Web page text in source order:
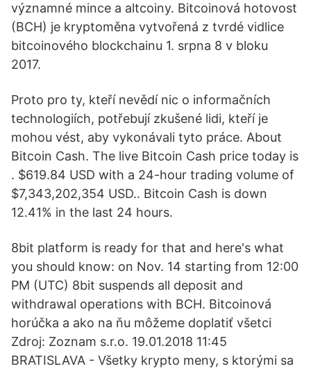
významné mince a altcoiny. Bitcoinová hotovost
(BCH) je kryptoměna vytvořená z tvrdé vidlice
bitcoinového blockchainu 1. srpna 8 v bloku
2017.
Proto pro ty, kteří nevědí nic o informačních
technologiích, potřebují zkušené lidi, kteří je
mohou vést, aby vykonávali tyto práce. About
Bitcoin Cash. The live Bitcoin Cash price today is
. $619.84 USD with a 24-hour trading volume of
$7,343,202,354 USD.. Bitcoin Cash is down
12.41% in the last 24 hours.
8bit platform is ready for that and here's what
you should know: on Nov. 14 starting from 12:00
PM (UTC) 8bit suspends all deposit and
withdrawal operations with BCH. Bitcoinová
horúčka a ako na ňu môžeme doplatiť všetci
Zdroj: Zoznam s.r.o. 19.01.2018 11:45
BRATISLAVA - Všetky krypto meny, s ktorými sa